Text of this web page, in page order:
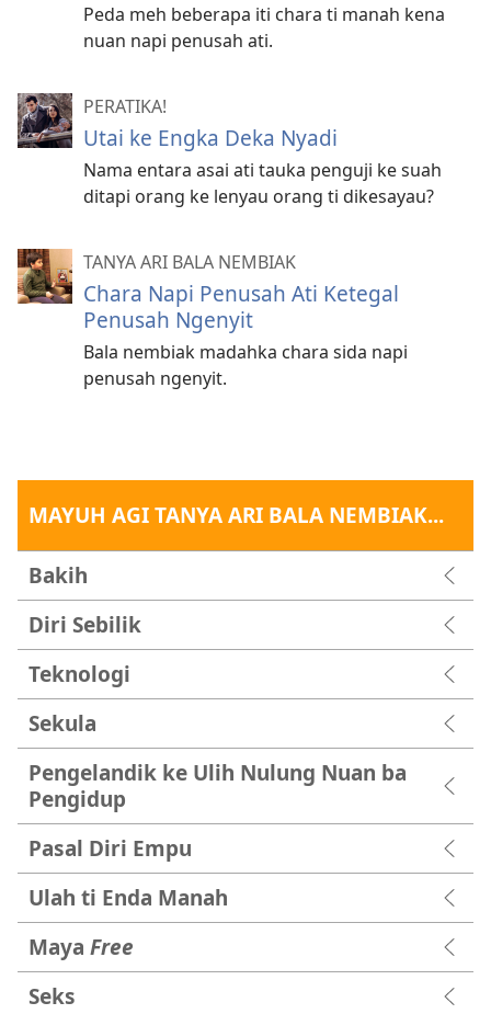
Peda meh beberapa iti chara ti manah kena
nuan napi penusah ati.
PERATIKA!
Utai ke Engka Deka Nyadi
Nama entara asai ati tauka penguji ke suah
ditapi orang ke lenyau orang ti dikesayau?
TANYA ARI BALA NEMBIAK
Chara Napi Penusah Ati Ketegal
Penusah Ngenyit
Bala nembiak madahka chara sida napi
penusah ngenyit.
MAYUH AGI TANYA ARI BALA NEMBIAK...
Bakih
Diri Sebilik
Teknologi
Sekula
Pengelandik ke Ulih Nulung Nuan ba
Pengidup
Pasal Diri Empu
Ulah ti Enda Manah
Maya Free
Seks